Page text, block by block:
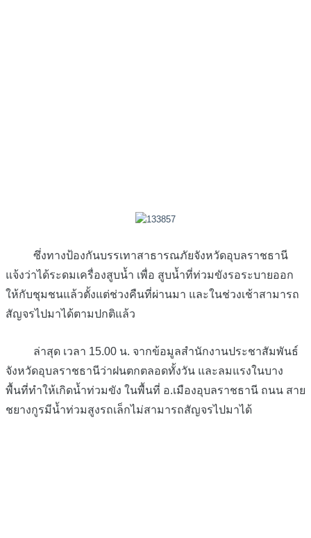
ซึ่งทางป้องกันบรรเทาสาธารณภัยจังหวัดอุบลราชธานี
แจ้งว่าได้ระดมเครื่องสูบน้ำ เพื่อ สูบน้ำที่ท่วมขังรอระบายออก
ให้กับชุมชนแล้วตั้งแต่ช่วงคืนที่ผ่านมา และในช่วงเช้าสามารถ
สัญจรไปมาได้ตามปกติแล้ว
ล่าสุด เวลา 15.00 น. จากข้อมูลสำนักงานประชาสัมพันธ์
จังหวัดอุบลราชธานีว่าฝนตกตลอดทั้งวัน และลมแรงในบาง
พื้นที่ทำให้เกิดน้ำท่วมขัง ในพื้นที่ อ.เมืองอุบลราชธานี ถนน สาย
ชยางกูรมีน้ำท่วมสูงรถเล็กไม่สามารถสัญจรไปมาได้